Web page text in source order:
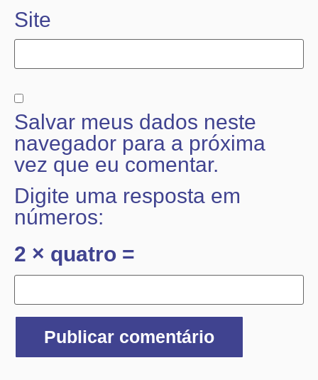
Site
Salvar meus dados neste
navegador para a próxima
vez que eu comentar.
Digite uma resposta em
números:
2 × quatro =